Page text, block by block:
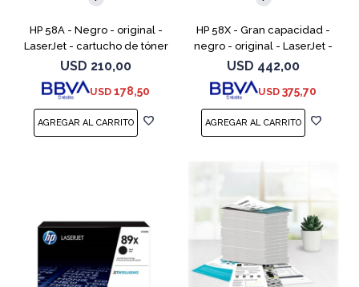
HP 58A - Negro - original -
LaserJet - cartucho de tóner
(CF258A) - para LaserJet Pro
M404dn, M404dw, M404n,
M428fdw, MFP M428dw
USD 210,00
USD 178,50
HP 58X - Gran capacidad -
negro - original - LaserJet -
cartucho de tóner (CF258X) -
para LaserJet Pro M404dn,
M404dw, M404n, M4
USD 442,00
USD 375,70